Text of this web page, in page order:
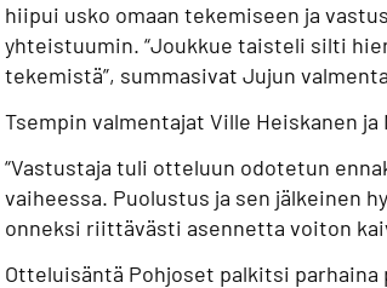
hiipui usko omaan tekemiseen ja
yhteistuumin. “Joukkue taisteli silti
tekemistä”, summasivat Jujun
Tsempin valmentajat Ville Heiskanen
“Vastustaja tuli otteluun odotetun
vaiheessa. Puolustus ja sen jälkeinen
onneksi riittävästi asennetta voiton
Otteluisäntä Pohjoset palkitsi parhaina